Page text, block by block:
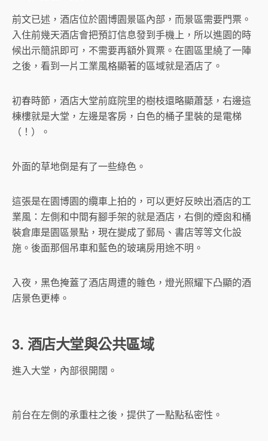
前文已述，酒店位於園博園景區內部，而景區需要門票。
入住前幾天酒店會把預訂信息發到手機上，所以進園的時
候出示簡訊即可，不需要再額外買票。在園區里繞了一陣
之後，看到一片工業風格顯著的區域就是酒店了。
初春時節，酒店大堂前庭院里的樹枝還略顯蕭瑟，右邊這
棟樓就是大堂，左邊是客房，白色的桶子里裝的是電梯
（！）。
外面的草地倒是有了一些綠色。
這張是在園博園的纜車上拍的，可以更好反映出酒店的工
業風：左側和中間有腳手架的就是酒店，右側的煙囪和桶
裝倉庫是園區景點，現在變成了郵局、書店等等文化設
施。後面那個吊車和藍色的玻璃房用途不明。
入夜，黑色掩蓋了酒店周遭的雜色，燈光照耀下凸顯的酒
店景色更棒。
3. 酒店大堂與公共區域
進入大堂，內部很開闊。
前台在左側的承重柱之後，提供了一點點私密性。